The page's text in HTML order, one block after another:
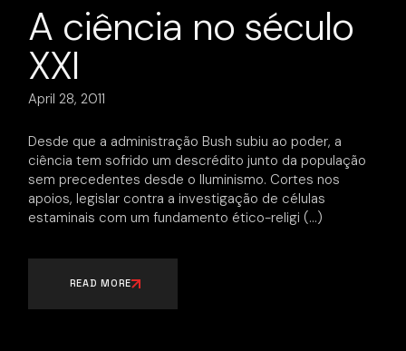
A ciência no século
XXI
April 28, 2011
Desde que a administração Bush subiu ao poder, a
ciência tem sofrido um descrédito junto da população
sem precedentes desde o Iluminismo. Cortes nos
apoios, legislar contra a investigação de células
estaminais com um fundamento ético-religi
READ MORE